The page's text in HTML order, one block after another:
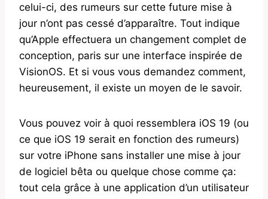
celui-ci, des rumeurs sur cette future mise à
jour n’ont pas cessé d’apparaître. Tout indique
qu’Apple effectuera un changement complet de
conception, paris sur une interface inspirée de
VisionOS. Et si vous vous demandez comment,
heureusement, il existe un moyen de le savoir.
Vous pouvez voir à quoi ressemblera iOS 19 (ou
ce que iOS 19 serait en fonction des rumeurs)
sur votre iPhone sans installer une mise à jour
de logiciel bêta ou quelque chose comme ça:
tout cela grâce à une application d’un utilisateur